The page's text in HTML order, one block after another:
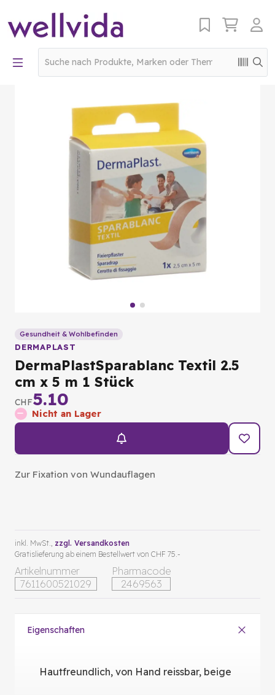
Gesundheit & Wohlbefinden
DERMAPLAST
DermaPlastSparablanc Textil 2.5
cm x 5 m 1 Stück
CHF5.10
Nicht an Lager
Zur Fixation von Wundauflagen
Artikelnummer
7611600521029
Pharmacode
2469563
inkl. MwSt., zzgl. Versandkosten
Gratislieferung ab einem Bestellwert von CHF 75.-
Eigenschaften
Hautfreundlich, von Hand reissbar, beige